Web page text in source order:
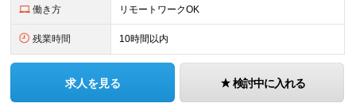
働き方 リモートワークOK
残業時間 10時間以内
求人を見る 検討中に入れる